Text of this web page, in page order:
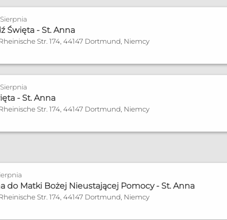
Święta - St. Anna
Str. 174, 44147 Dortmund, Niemcy
- St. Anna
Str. 174, 44147 Dortmund, Niemcy
do Matki Bożej Nieustającej Pomocy - St. Anna
Str. 174, 44147 Dortmund, Niemcy